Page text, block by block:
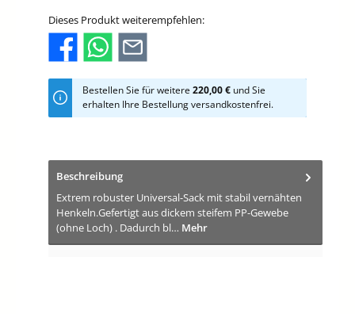
Dieses Produkt weiterempfehlen:
Bestellen Sie für weitere220,00 € und Sie
erhalten Ihre Bestellung versandkostenfrei.
Beschreibung
Extrem robuster Universal-Sack mit stabil vernähten
Henkeln.Gefertigt aus dickem steifem PP-Gewebe
(ohne Loch) . Dadurch bl… Mehr